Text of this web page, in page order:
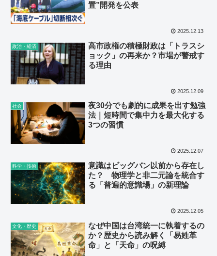
置”開発を公表
2025.12.13
政治・経済
高市政権の積極財政は「トラスシ
ョック」の再来か？市場が警戒す
る理由
2025.12.09
社会
夜30分でも劇的に成果を出す勉強
法｜短時間で集中力を最大化する
3つの習慣
2025.12.07
科学・技術
意識はビッグバン以前から存在し
た？ 物理学と非二元論を統合す
る「普遍的意識場」の新理論
2025.12.05
文化・歴史
なぜ中国は台湾統一に執着するの
か？歴史から読み解く「易姓革
命」と「天命」の呪縛